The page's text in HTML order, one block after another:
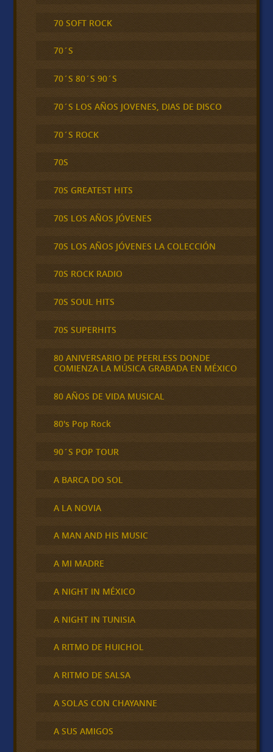
70 SOFT ROCK
70´S
70´S 80´S 90´S
70´S LOS AÑOS JOVENES, DIAS DE DISCO
70´S ROCK
70S
70S GREATEST HITS
70S LOS AÑOS JÓVENES
70S LOS AÑOS JÓVENES LA COLECCIÓN
70S ROCK RADIO
70S SOUL HITS
70S SUPERHITS
80 ANIVERSARIO DE PEERLESS DONDE
COMIENZA LA MÚSICA GRABADA EN MÉXICO
80 AÑOS DE VIDA MUSICAL
80's Pop Rock
90´S POP TOUR
A BARCA DO SOL
A LA NOVIA
A MAN AND HIS MUSIC
A MI MADRE
A NIGHT IN MÉXICO
A NIGHT IN TUNISIA
A RITMO DE HUICHOL
A RITMO DE SALSA
A SOLAS CON CHAYANNE
A SUS AMIGOS